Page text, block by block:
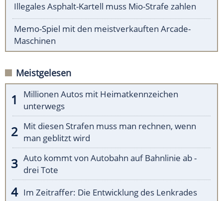
Illegales Asphalt-Kartell muss Mio-Strafe zahlen
Memo-Spiel mit den meistverkauften Arcade-
Maschinen
Meistgelesen
Millionen Autos mit Heimatkennzeichen
unterwegs
Mit diesen Strafen muss man rechnen, wenn
man geblitzt wird
Auto kommt von Autobahn auf Bahnlinie ab -
drei Tote
Im Zeitraffer: Die Entwicklung des Lenkrades